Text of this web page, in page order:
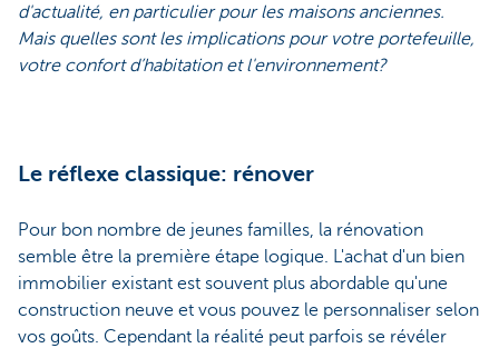
d'actualité, en particulier pour les maisons anciennes.
Mais quelles sont les implications pour votre portefeuille,
votre confort d’habitation et l'environnement?
Le réflexe classique: rénover
Pour bon nombre de jeunes familles, la rénovation
semble être la première étape logique. L'achat d'un bien
immobilier existant est souvent plus abordable qu'une
construction neuve et vous pouvez le personnaliser selon
vos goûts. Cependant la réalité peut parfois se révéler